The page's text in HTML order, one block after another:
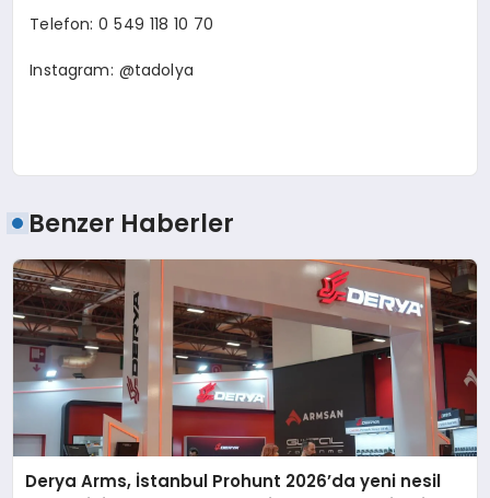
Telefon: 0 549 118 10 70
Instagram: @tadolya
Benzer Haberler
Derya Arms, İstanbul Prohunt 2026’da yeni nesil